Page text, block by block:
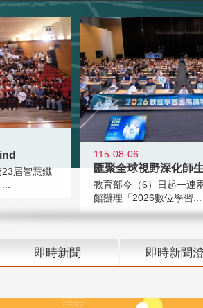
屆智慧鐵
...
115-08-06
匯聚全球視野深化師
教育部今（6）日起一連
館辦理「2026數位學習...
即時新聞 即時新聞